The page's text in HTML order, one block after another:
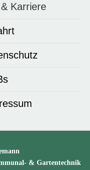
Karriere
& Gartentechnik